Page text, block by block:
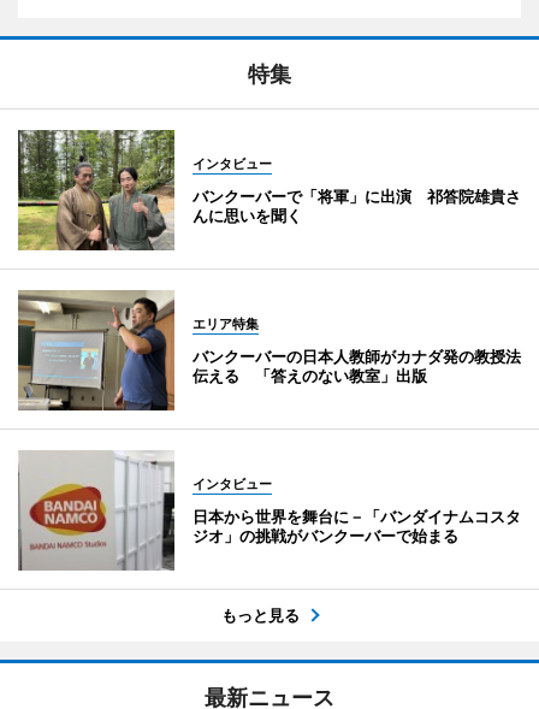
特集
インタビュー
バンクーバーで「将軍」に出演 祁答院雄貴さ
んに思いを聞く
エリア特集
バンクーバーの日本人教師がカナダ発の教授法
伝える 「答えのない教室」出版
インタビュー
日本から世界を舞台に－「バンダイナムコスタ
ジオ」の挑戦がバンクーバーで始まる
もっと見る
最新ニュース